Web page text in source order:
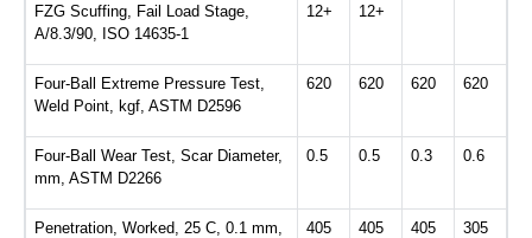
FZG Scuffing, Fail Load Stage,
A/8.3/90, ISO 14635-1
12+ 12+
Four-Ball Extreme Pressure Test,
Weld Point, kgf, ASTM D2596
620 620 620 620
Four-Ball Wear Test, Scar Diameter,
mm, ASTM D2266
0.5 0.5 0.3 0.6
Penetration, Worked, 25 C, 0.1 mm,
405 405 405 305